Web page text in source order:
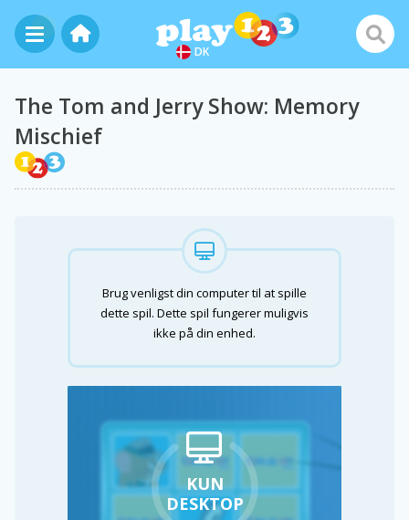
DK
The Tom and Jerry Show: Memory
Mischief
Brug venligst din computer til at spille
dette spil. Dette spil fungerer muligvis
ikke på din enhed.
KUN
DESKTOP